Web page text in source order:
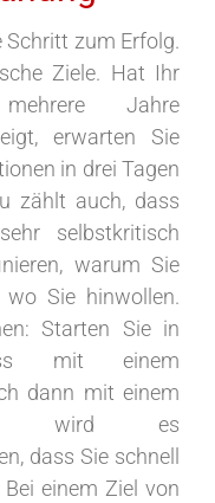
Schritt zum Erfolg.
Ziele. Hat Ihr
Jahre
erwarten Sie
in drei Tagen
zählt auch, dass
selbstkritisch
warum Sie
Sie hinwollen.
Starten Sie in
mit einem
dann mit einem
wird es
dass Sie schnell
einem Ziel von